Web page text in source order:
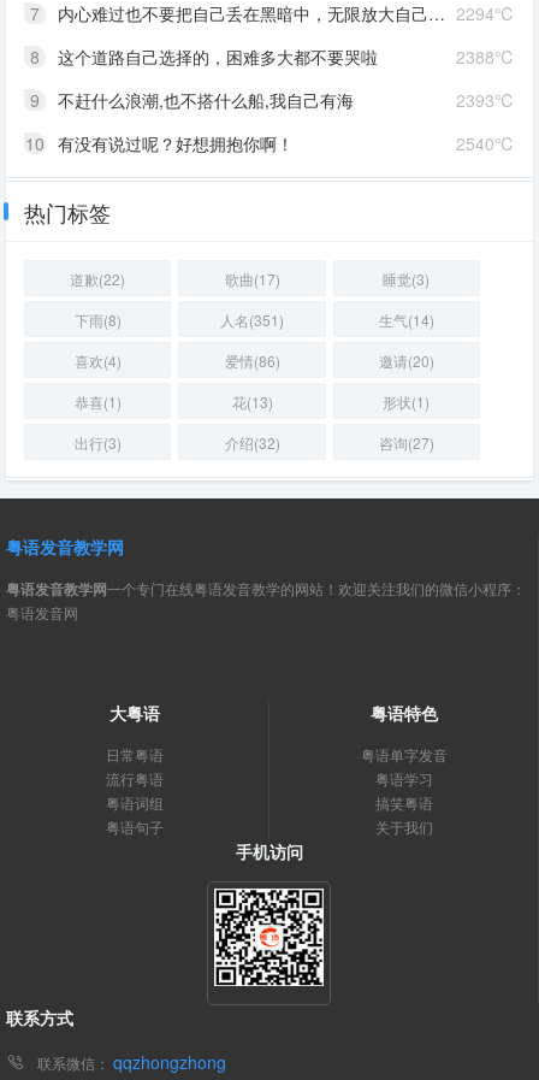
2294℃
7
内心难过也不要把自己丢在黑暗中，无限放大自己的情绪。按时睡觉，好好吃饭，洗个热乎的澡，喝甜甜的奶茶。看看长河落日，花朵树木，驱逐丧气再努力奔跑，生活到处是发光的星星。
2388℃
8
这个道路自己选择的，困难多大都不要哭啦
2393℃
9
不赶什么浪潮,也不搭什么船,我自己有海
2540℃
10 有没有说过呢？好想拥抱你啊！
热门标签
道歉(22) 歌曲(17)
睡觉(3)
下雨(8)
人名(351)
生气(14)
喜欢(4)
爱情(86)
邀请(20)
恭喜(1)
花(13)
形状(1)
出行(3)
介绍(32) 咨询(27)
粤语发音教学网
粤语发音教学网一个专门在线粤语发音教学的网站！欢迎关注我们的微信小程序：
粤语发音网
大粤语
日常粤语
流行粤语
粤语词组
粤语句子
粤语特色
粤语单字发音
粤语学习
搞笑粤语
关于我们
手机访问
联系方式
联系微信： qqzhongzhong